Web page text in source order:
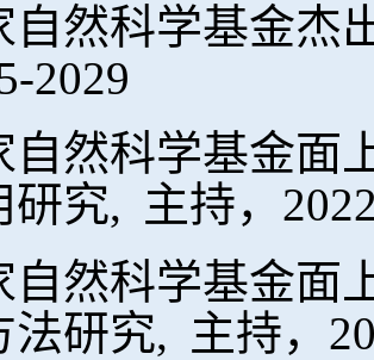
自然科学基金杰
2029
自然科学基金面
研究, 主持，
自然科学基金面
法研究, 主持，